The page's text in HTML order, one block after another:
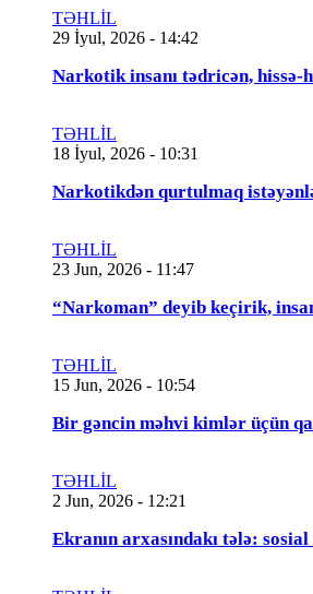
TƏHLİL
29 İyul, 2026 - 14:42
Narkotik insanı tədricən,
TƏHLİL
18 İyul, 2026 - 10:31
Narkotikdən qurtulmaq
TƏHLİL
23 Jun, 2026 - 11:47
“Narkoman” deyib keçirik,
TƏHLİL
15 Jun, 2026 - 10:54
Bir gəncin məhvi kimlər üçün
TƏHLİL
2 Jun, 2026 - 12:21
Ekranın arxasındakı tələ: